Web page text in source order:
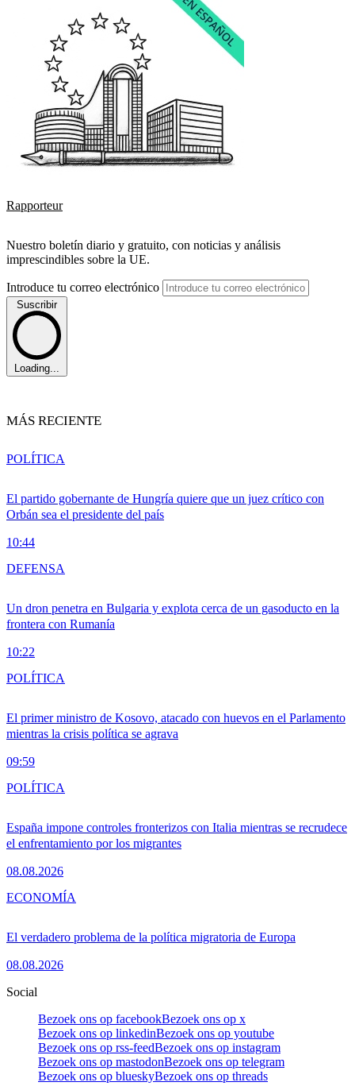
Rapporteur
Nuestro boletín diario y gratuito, con noticias y análisis
imprescindibles sobre la UE.
Introduce tu correo electrónico
Suscribir
Loading...
MÁS RECIENTE
El partido gobernante de Hungría quiere que un juez crítico con
Orbán sea el presidente del país
10:44
POLÍTICA
Un dron penetra en Bulgaria y explota cerca de un gasoducto en la
frontera con Rumanía
10:22
DEFENSA
El primer ministro de Kosovo, atacado con huevos en el Parlamento
mientras la crisis política se agrava
09:59
POLÍTICA
España impone controles fronterizos con Italia mientras se recrudece
el enfrentamiento por los migrantes
08.08.2026
POLÍTICA
El verdadero problema de la política migratoria de Europa
08.08.2026
ECONOMÍA
Social
Bezoek ons op facebookBezoek ons op x
Bezoek ons op linkedinBezoek ons op youtube
Bezoek ons op rss-feedBezoek ons op instagram
Bezoek ons op mastodonBezoek ons op telegram
Bezoek ons op blueskyBezoek ons op threads